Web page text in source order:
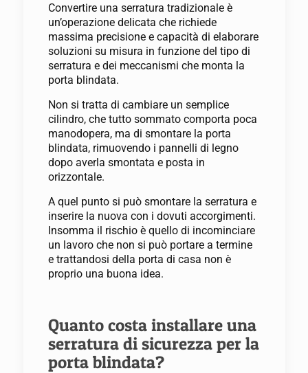
Convertire una serratura tradizionale è
un’operazione delicata che richiede
massima precisione e capacità di elaborare
soluzioni su misura in funzione del tipo di
serratura e dei meccanismi che monta la
porta blindata.
Non si tratta di cambiare un semplice
cilindro, che tutto sommato comporta poca
manodopera, ma di smontare la porta
blindata, rimuovendo i pannelli di legno
dopo averla smontata e posta in
orizzontale.
A quel punto si può smontare la serratura e
inserire la nuova con i dovuti accorgimenti.
Insomma il rischio è quello di incominciare
un lavoro che non si può portare a termine
e trattandosi della porta di casa non è
proprio una buona idea.
Quanto costa installare una
serratura di sicurezza per la
porta blindata?